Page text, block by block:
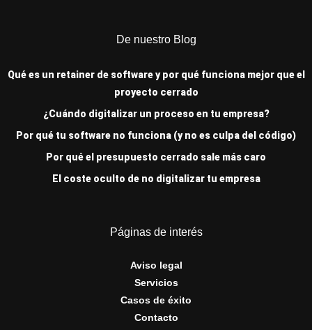
De nuestro Blog
Qué es un retainer de software y por qué funciona mejor que el
proyecto cerrado
¿Cuándo digitalizar un proceso en tu empresa?
Por qué tu software no funciona (y no es culpa del código)
Por qué el presupuesto cerrado sale más caro
El coste oculto de no digitalizar tu empresa
Páginas de interés
Aviso legal
Servicios
Casos de éxito
Contacto